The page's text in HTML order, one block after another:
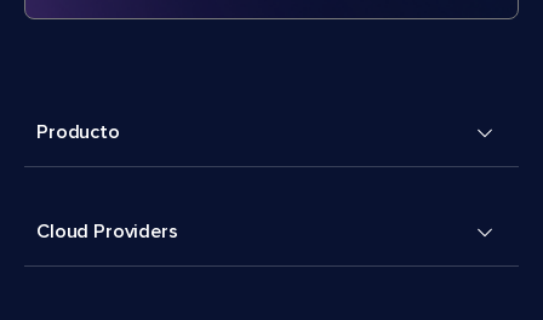
Producto
Cloud Providers